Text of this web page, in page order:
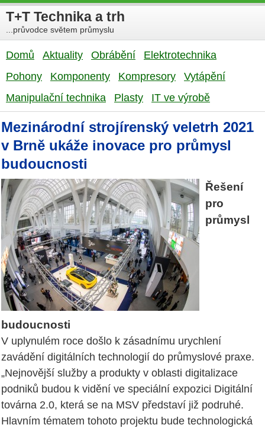
T+T Technika a trh
...průvodce světem průmyslu
Domů Aktuality Obrábění
Elektrotechnika
Pohony
Komponenty Kompresory
Vytápění
Manipulační technika
Plasty IT ve výrobě
Mezinárodní strojírenský veletrh 2021
v Brně ukáže inovace pro průmysl
budoucnosti
Řešení
pro
průmysl
budoucnosti
V uplynulém roce došlo k zásadnímu urychlení
zavádění digitálních technologií do průmyslové praxe.
„Nejnovější služby a produkty v oblasti digitalizace
podniků budou k vidění ve speciální expozici Digitální
továrna 2.0, která se na MSV představí již podruhé.
Hlavním tématem tohoto projektu bude technologická